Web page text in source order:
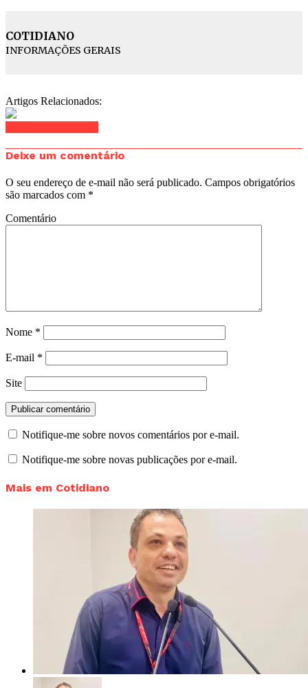
COTIDIANO
INFORMAÇÕES GERAIS
Artigos Relacionados:
Deixe um comentário
O seu endereço de e-mail não será publicado. Campos obrigatórios
são marcados com *
Comentário
Nome *
E-mail *
Site
Notifique-me sobre novos comentários por e-mail.
Notifique-me sobre novas publicações por e-mail.
Mais em Cotidiano